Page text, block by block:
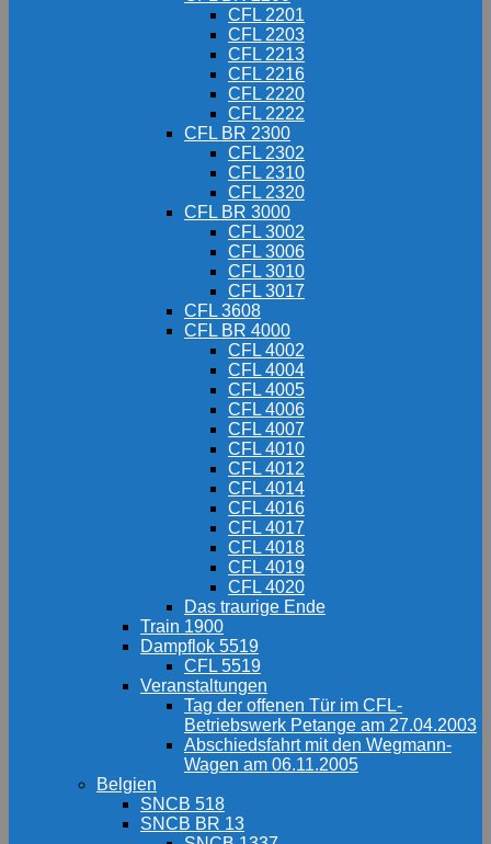
CFL 2201
CFL 2203
CFL 2213
CFL 2216
CFL 2220
CFL 2222
CFL BR 2300
CFL 2302
CFL 2310
CFL 2320
CFL BR 3000
CFL 3002
CFL 3006
CFL 3010
CFL 3017
CFL 3608
CFL BR 4000
CFL 4002
CFL 4004
CFL 4005
CFL 4006
CFL 4007
CFL 4010
CFL 4012
CFL 4014
CFL 4016
CFL 4017
CFL 4018
CFL 4019
CFL 4020
Das traurige Ende
Train 1900
Dampflok 5519
CFL 5519
Veranstaltungen
Tag der offenen Tür im CFL-
Betriebswerk Petange am 27.04.2003
Abschiedsfahrt mit den Wegmann-
Wagen am 06.11.2005
Belgien
SNCB 518
SNCB BR 13